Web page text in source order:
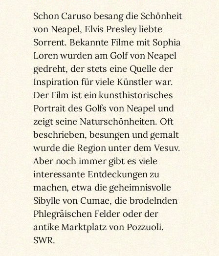
Schon Caruso besang die Schönheit
von Neapel, Elvis Presley liebte
Sorrent. Bekannte Filme mit Sophia
Loren wurden am Golf von Neapel
gedreht, der stets eine Quelle der
Inspiration für viele Künstler war.
Der Film ist ein kunsthistorisches
Portrait des Golfs von Neapel und
zeigt seine Naturschönheiten. Oft
beschrieben, besungen und gemalt
wurde die Region unter dem Vesuv.
Aber noch immer gibt es viele
interessante Entdeckungen zu
machen, etwa die geheimnisvolle
Sibylle von Cumae, die brodelnden
Phlegräischen Felder oder der
antike Marktplatz von Pozzuoli.
SWR.